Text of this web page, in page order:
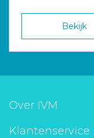
Bekijk
Over IVM
Klantenservice